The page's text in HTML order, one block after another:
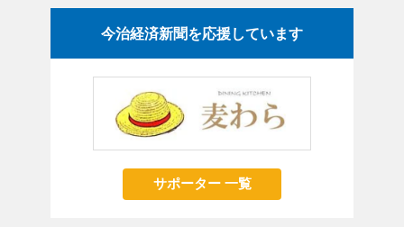
今治経済新聞を応援しています
サポーター 一覧